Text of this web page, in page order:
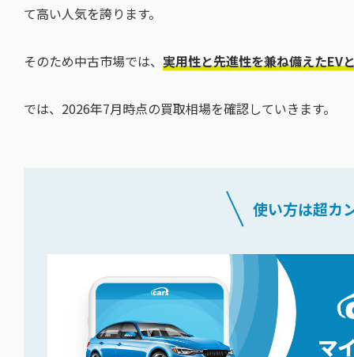
て高い人気を誇ります。
そのため中古市場では、 実用性と先進性を兼ね備えたEV
では、2026年7月時点の買取相場を確認していきます。
使い方は超カ